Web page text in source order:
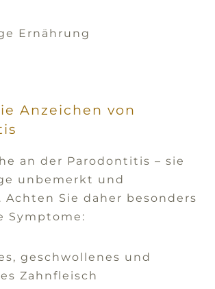
Ernährung
Anzeichen von
an der Parodontitis – sie
unbemerkt und
Achten Sie daher besonders
Symptome:
geschwollenes und
Zahnfleisch